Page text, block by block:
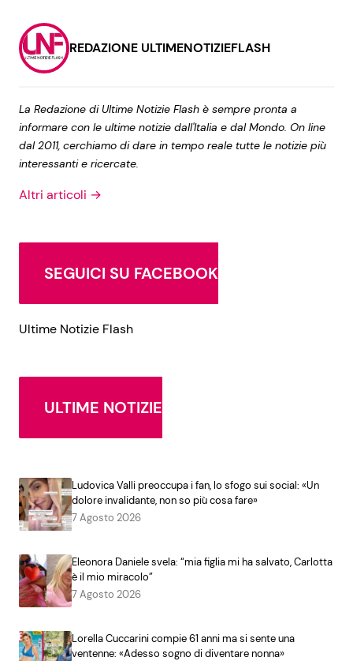
REDAZIONE ULTIMENOTIZIEFLASH
La Redazione di Ultime Notizie Flash è sempre pronta a
informare con le ultime notizie dall'Italia e dal Mondo. On line
dal 2011, cerchiamo di dare in tempo reale tutte le notizie più
interessanti e ricercate.
Altri articoli →
SEGUICI SU FACEBOOK
Ultime Notizie Flash
ULTIME NOTIZIE
Ludovica Valli preoccupa i fan, lo sfogo sui social: «Un
dolore invalidante, non so più cosa fare»
7 Agosto 2026
Eleonora Daniele svela: “mia figlia mi ha salvato, Carlotta
è il mio miracolo”
7 Agosto 2026
Lorella Cuccarini compie 61 anni ma si sente una
ventenne: «Adesso sogno di diventare nonna»